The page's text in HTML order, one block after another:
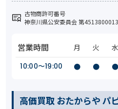
古物商許可番号
神奈川県公安委員会 第
営業時間 月 火 水
10:00〜19:00
● ● ●
高価買取 おたからや パ